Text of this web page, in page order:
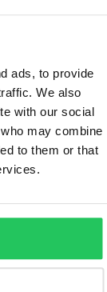
ads, to provide
We also
with our social
may combine
to them or that